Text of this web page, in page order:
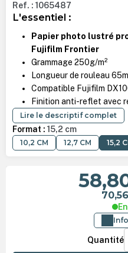
Ref. : 1065487
L'essentiel :
Papier photo lustré
Fujifilm Frontier
Grammage 250g/m²
Longueur de rouleau
Compatible Fujifilm
Finition anti-reflet avec
Lire le descriptif complet
Format : 15,2 cm
10,2 CM 12,7 CM 15,2
Quantité